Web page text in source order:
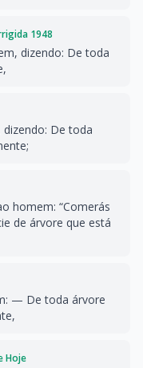
1948
dizendo: De toda
De toda
homem: “Comerás
de árvore que está
— De toda árvore
Hoje